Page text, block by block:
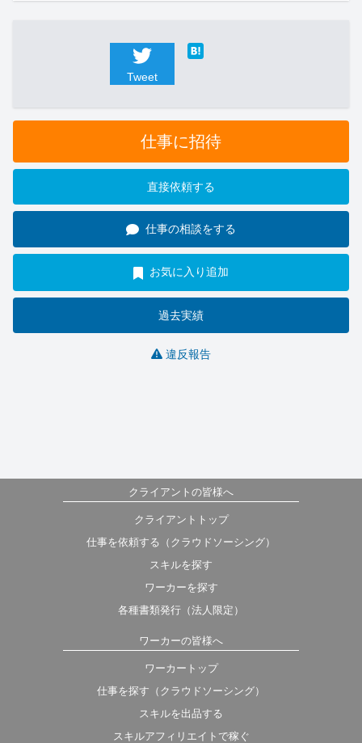
Tweet
仕事に招待
直接依頼する
仕事の相談をする
お気に入り追加
過去実績
違反報告
クライアントの皆様へ
クライアントトップ
仕事を依頼する（クラウドソーシング）
スキルを探す
ワーカーを探す
各種書類発行（法人限定）
ワーカーの皆様へ
ワーカートップ
仕事を探す（クラウドソーシング）
スキルを出品する
スキルアフィリエイトで稼ぐ